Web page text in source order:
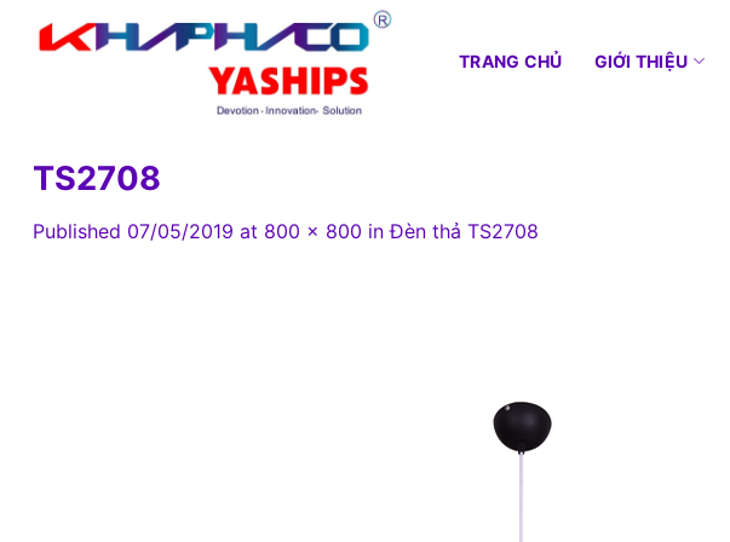
TRANG CHỦ GIỚI THIỆU
TS2708
Published 07/05/2019 at 800 × 800 inĐèn thả TS2708